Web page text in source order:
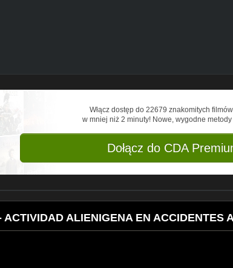
a las catástrofes aéreas:
de los peores accidentes aéreos de la historia ocurridos en
frente a un público de 300.000 personas el 28 de agosto de
el sábado 27 de julio de 2002 cuando un avión caza Sukhoi
en una exhibición aérea en Leópolis, Ucrania, se fue a tierra en
Murieron 77 personas y más de 110 quedaron
durante una exhibición acrobática en la historia.
Włącz dostęp do 22679 znakomitych
w mniej niż 2 minuty! Nowe, wygodne
Dołącz do CDA
ALIENIGENA EN ACCIDENTES